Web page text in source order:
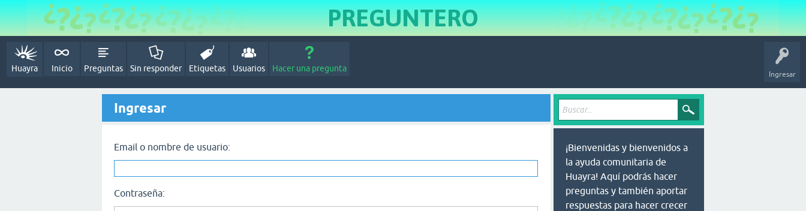
PREGUNTERO
Ingresar
Huayra Inicio Preguntas Sin responder Etiquetas Usuarios Hacer una pregunta
Ingresar
Email o nombre de usuario:
Contraseña:
¡Bienvenidas y bienvenidos a
la ayuda comunitaria de
Huayra! Aquí podrás hacer
preguntas y también aportar
respuestas para hacer crecer